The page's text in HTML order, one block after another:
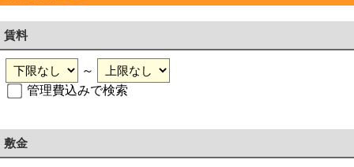
賃料
～
管理費込みで検索
敷金